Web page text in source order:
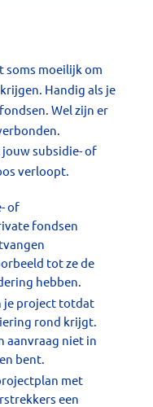
soms moeilijk om
Handig als je
Wel zijn er
subsidie- of
verloopt.
of
fondsen
tot ze de
hebben.
je project totdat
rond krijgt.
aanvraag niet in
bent.
met
een